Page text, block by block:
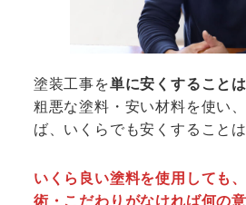
塗装工事を単に安くすること
粗悪な塗料・安い材料を使い
ば、いくらでも安くすること
いくら良い塗料を使用しても
術・こだわりがなければ何の